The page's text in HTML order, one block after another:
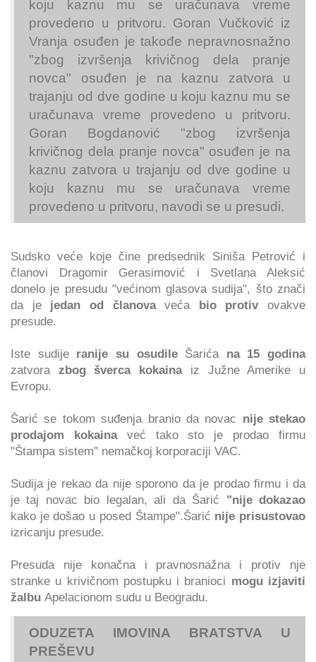
koju kaznu mu se uračunava vreme
provedeno u pritvoru. Goran Vučković iz
Vranja osuđen je takođe nepravnosnažno
"zbog izvršenja krivičnog dela pranje
novca" osuđen je na kaznu zatvora u
trajanju od dve godine u koju kaznu mu se
uračunava vreme provedeno u pritvoru.
Goran Bogdanović "zbog izvršenja
krivičnog dela pranje novca" osuđen je na
kaznu zatvora u trajanju od dve godine u
koju kaznu mu se uračunava vreme
provedeno u pritvoru, navodi se u presudi.
Sudsko veće koje čine predsednik Siniša Petrović i
članovi Dragomir Gerasimović i Svetlana Aleksić
donelo je presudu "većinom glasova sudija", što znači
da jejedan od članovaveća bio protivovakve
presude.
Iste sudijeranije su osudileŠarića na 15 godina
zatvora zbog šverca kokainaiz Južne Amerike u
Evropu.
Šarić se tokom suđenja branio da novac nije stekao
prodajom kokainaveć tako sto je prodao firmu
"Štampa sistem" nemačkoj korporaciji VAC.
Sudija je rekao da nije sporono da je prodao firmu i da
je taj novac bio legalan, ali da Šarić "nije dokazao
kako je došao u posed Štampe".Šarić nije prisustovao
izricanju presude.
Presuda nije konačna i pravnosnažna i protiv nje
stranke u krivičnom postupku i branioci mogu izjaviti
žalbu Apelacionom sudu u Beogradu.
ODUZETA IMOVINA BRATSTVA U
PREŠEVU